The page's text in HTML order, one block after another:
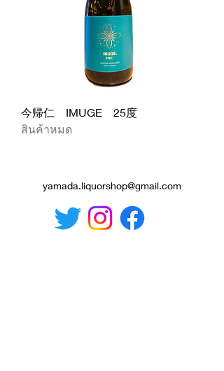
今帰仁 IMUGE 25度
สินค้าหมด
yamada.liquorshop@gmail.com